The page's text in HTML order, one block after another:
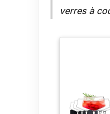
verres à